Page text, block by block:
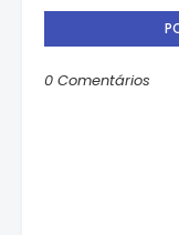
0 Comentários